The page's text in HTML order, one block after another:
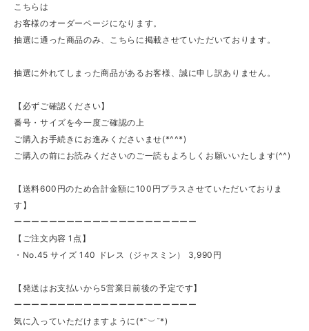
こちらは
お客様のオーダーページになります。
抽選に通った商品のみ、こちらに掲載させていただいております。
抽選に外れてしまった商品があるお客様、誠に申し訳ありません。
【必ずご確認ください】
番号・サイズを今一度ご確認の上
ご購入お手続きにお進みくださいませ(*^^*)
ご購入の前にお読みくださいのご一読もよろしくお願いいたします(^^)
【送料600円のため合計金額に100円プラスさせていただいておりま
す】
ーーーーーーーーーーーーーーーーーーーーー
【ご注文内容 1点】
・No.45 サイズ 140 ドレス（ジャスミン） 3,990円
【発送はお支払いから5営業日前後の予定です】
ーーーーーーーーーーーーーーーーーーーーー
気に入っていただけますように(*˘︶˘*)